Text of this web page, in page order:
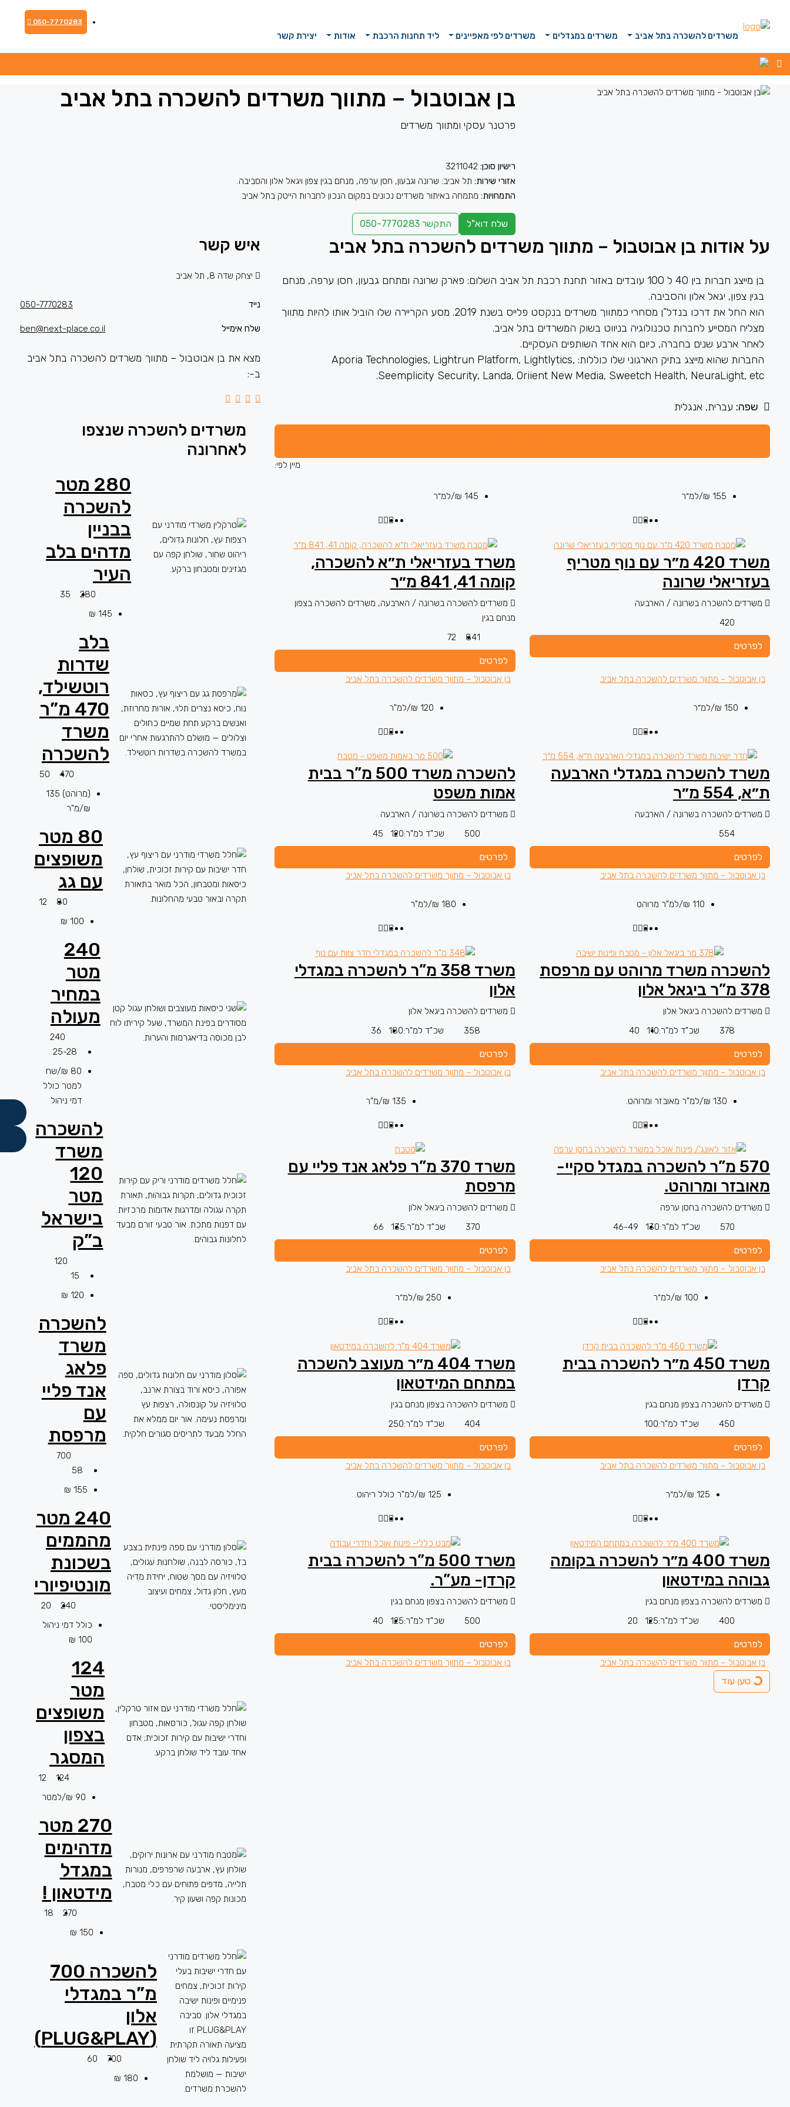
משרדים להשכרה בתל אביב משרדים במגדלים משרדים לפי מאפיינים ליד תחנות הרכבת אודות יצירת קשר
050-7770283
בן אבוטבול – מתווך משרדים להשכרה בתל אביב
פרטנר עסקי ומתווך משרדים
רישיון סוכן: 3211042
אזורי שירות: תל אביב: שרונה וגבעון, חסן ערפה, מנחם בגין צפון ויגאל אלון והסביבה.
התמחויות: מתמחה באיתור משרדים נכונים במקום הנכון לחברות הייטק בתל אביב
שלח דוא"ל התקשר 050-7770283
על אודות בן אבוטבול – מתווך משרדים להשכרה בתל אביב
בן מייצג חברות בין 40 ל 100 עובדים באזור תחנת רכבת תל אביב השלום: פארק שרונה ומתחם גבעון, חסן ערפה, מנחם
בגין צפון, יגאל אלון והסביבה.
הוא החל את דרכו בנדל”ן מסחרי כמתווך משרדים בנקסט פלייס בשנת 2019. מסע הקריירה שלו הוביל אותו להיות מתווך
מצליח המסייע לחברות טכנולוגיה בניווט בשוק המשרדים בתל אביב.
לאחר ארבע שנים בחברה, כיום הוא אחד השותפים העסקיים.
החברות שהוא מייצג בתיק הארגוני שלו כוללות: Aporia Technologies, Lightrun Platform, Lightlytics,
Seemplicity Security, Landa, Oriient New Media, Sweetch Health, NeuraLight, etc.
שפה: עברית, אנגלית
מיין לפי:
155 ₪ /למ״ר
משרד 420 מ״ר עם נוף מטריף
בעזריאלי שרונה
משרדים להשכרה בשרונה / הארבעה
420
לפרטים
בן אבוטבול – מתווך משרדים להשכרה בתל אביב
145 ₪ /למ״ר
משרד בעזריאלי ת״א להשכרה,
קומה 41, 841 מ״ר
משרדים להשכרה בשרונה / הארבעה, משרדים להשכרה בצפון
מנחם בגין
841
72
לפרטים
בן אבוטבול – מתווך משרדים להשכרה בתל אביב
150 ₪ /למ״ר
משרד להשכרה במגדלי הארבעה
ת״א, 554 מ״ר
משרדים להשכרה בשרונה / הארבעה
554
לפרטים
בן אבוטבול – מתווך משרדים להשכרה בתל אביב
120 ₪ /למ"ר
להשכרה משרד 500 מ”ר בבית
אמות משפט
משרדים להשכרה בשרונה / הארבעה
500
שכ"ד למ"ר:120
45
לפרטים
בן אבוטבול – מתווך משרדים להשכרה בתל אביב
110 ₪ /למ"ר מרוהט
להשכרה משרד מרוהט עם מרפסת
378 מ”ר ביגאל אלון
משרדים להשכרה ביגאל אלון
378
שכ"ד למ"ר:110
40
לפרטים
בן אבוטבול – מתווך משרדים להשכרה בתל אביב
180 ₪ /למ"ר
משרד 358 מ”ר להשכרה במגדלי
אלון
משרדים להשכרה ביגאל אלון
358
שכ"ד למ"ר:180
36
לפרטים
בן אבוטבול – מתווך משרדים להשכרה בתל אביב
130 ₪ /למ"ר מאובזר ומרוהט.
570 מ”ר להשכרה במגדל סקיי-
מאובזר ומרוהט.
משרדים להשכרה בחסן ערפה
570
שכ"ד למ"ר:130
46-49
לפרטים
בן אבוטבול – מתווך משרדים להשכרה בתל אביב
135 ₪ /מ"ר
משרד 370 מ”ר פלאג אנד פליי עם
מרפסת
משרדים להשכרה ביגאל אלון
370
שכ"ד למ"ר:135
66
לפרטים
בן אבוטבול – מתווך משרדים להשכרה בתל אביב
100 ₪ /למ״ר
משרד 450 מ״ר להשכרה בבית
קרדן
משרדים להשכרה בצפון מנחם בגין
450
שכ"ד למ"ר:100
לפרטים
בן אבוטבול – מתווך משרדים להשכרה בתל אביב
250 ₪ /למ״ר
משרד 404 מ״ר מעוצב להשכרה
במתחם המידטאון
משרדים להשכרה בצפון מנחם בגין
404
שכ"ד למ"ר:250
לפרטים
בן אבוטבול – מתווך משרדים להשכרה בתל אביב
125 ₪ /למ״ר
משרד 400 מ״ר להשכרה בקומה
גבוהה במידטאון
משרדים להשכרה בצפון מנחם בגין
400
שכ"ד למ"ר:125
20
לפרטים
בן אבוטבול – מתווך משרדים להשכרה בתל אביב
125 ₪ /למ"ר כולל ריהוט.
משרד 500 מ”ר להשכרה בבית
קרדן- מע”ר.
משרדים להשכרה בצפון מנחם בגין
500
שכ"ד למ"ר:125
40
לפרטים
בן אבוטבול – מתווך משרדים להשכרה בתל אביב
טען עוד
איש קשר
יצחק שדה 8, תל אביב
נייד 050-7770283
שלח אימייל ben@next-place.co.il
מצא את בן אבוטבול – מתווך משרדים להשכרה בתל אביב
ב-:
משרדים להשכרה שנצפו
לאחרונה
280 מטר
להשכרה
בבניין
מדהים בלב
העיר
280
35
145 ₪
בלב
שדרות
רוטשילד,
470 מ”ר
משרד
להשכרה
470
50
(מרוהט) 135
₪/מ"ר
80 מטר
משופצים
עם גג
80
12
100 ₪
240
מטר
במחיר
מעולה
240
25-28
80 ₪/שח
למטר כולל
דמי ניהול
להשכרה
משרד
120
מטר
בישראל
ב”ק
120
15
120 ₪
להשכרה
משרד
פלאג
אנד פליי
עם
מרפסת
700
58
155 ₪
240 מטר
מהממים
בשכונת
מונטיפיורי
240
20
כולל דמי ניהול
100 ₪
124
מטר
משופצים
בצפון
המסגר
124
12
90 ₪/למטר
270 מטר
מדהימים
במגדל
מידטאון !
270
18
150 ₪
להשכרה 700
מ”ר במגדלי
אלון
(PLUG&PLAY)
700
60
180 ₪